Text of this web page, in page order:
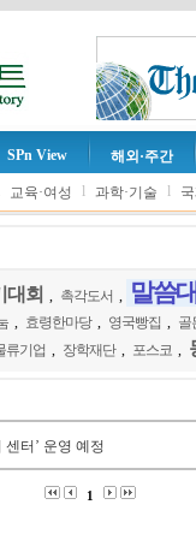
SPn View 해외·주간
교육·여성 l 과학·기술 l
대회 촉각도서 말씀
효령한마당 영국빵집
골
류기업 장학재단 포스코
터’ 운영 예정
1